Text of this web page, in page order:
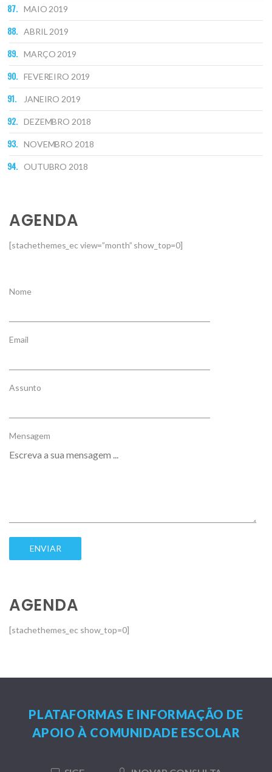
MAIO 2019
ABRIL 2019
MARÇO 2019
FEVEREIRO 2019
JANEIRO 2019
DEZEMBRO 2018
NOVEMBRO 2018
OUTUBRO 2018
AGENDA
[stachethemes_ec view=”month” show_top=0]
Nome
Email
Assunto
Mensagem
AGENDA
[stachethemes_ec show_top=0]
PLATAFORMAS E INFORMAÇÃO DE
APOIO À COMUNIDADE ESCOLAR